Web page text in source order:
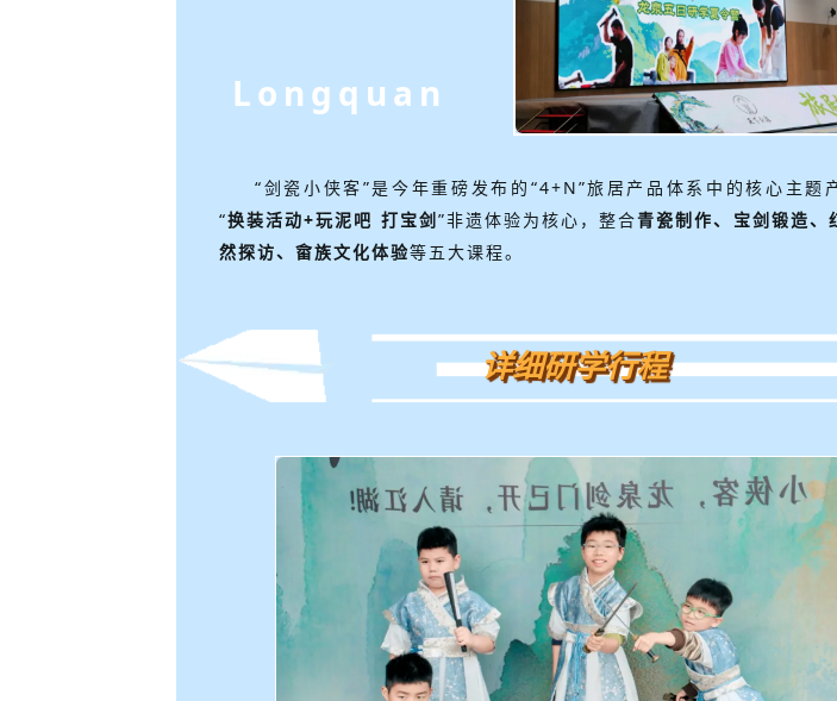
Longquan
“剑瓷小侠客”是今年重磅发布的“4+N”旅居产品体系中的核心主题
“换装活动+玩泥吧 打宝剑 ”非遗体验为核心，整合青瓷制作、宝剑锻造、
然探访、畲族文化体验等五大课程。
详细研学行程